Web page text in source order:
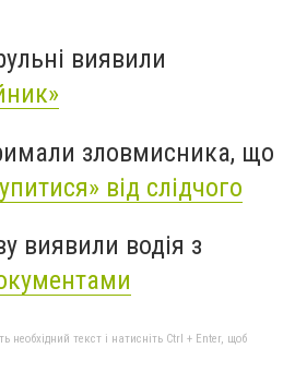
виявили
зловмисника, що
від слідчого
виявили водія з
необхідний текст і натисніть Ctrl + Enter, щоб